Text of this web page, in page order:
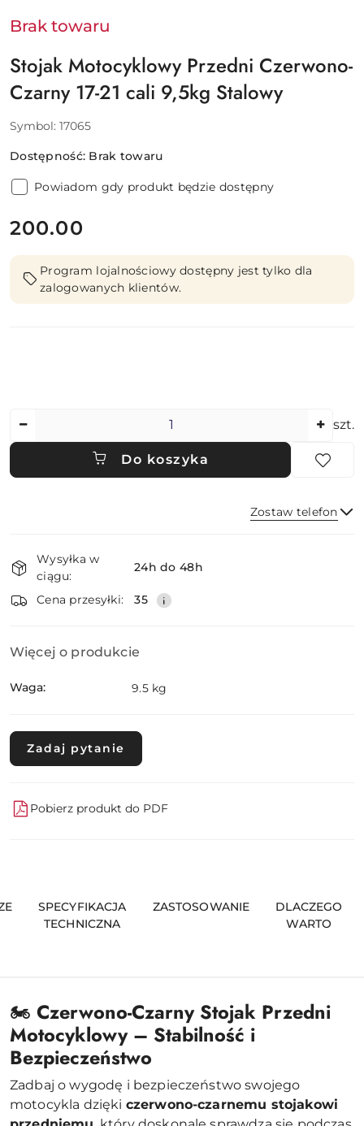
Brak towaru
Stojak Motocyklowy Przedni Czerwono-
Czarny 17-21 cali 9,5kg Stalowy
Symbol: 17065
Dostępność: Brak towaru
Powiadom gdy produkt będzie dostępny
cena:
200.00
Program lojalnościowy dostępny jest tylko dla
zalogowanych klientów.
szt.
Do koszyka
Zostaw telefon
i
dostawa
Wysyłka w
ciągu:
24h do 48h
Cena przesyłki: 35
Więcej o produkcie
Waga: 9.5 kg
Zadaj pytanie
Pobierz produkt do PDF
SPECYFIKACJA
TECHNICZNA
ZASTOSOWANIE
DLACZEGO
WARTO
🏍️ Czerwono-Czarny Stojak Przedni
Motocyklowy – Stabilność i
Bezpieczeństwo
Zadbaj o wygodę i bezpieczeństwo swojego
motocykla dzięki czerwono-czarnemu stojakowi